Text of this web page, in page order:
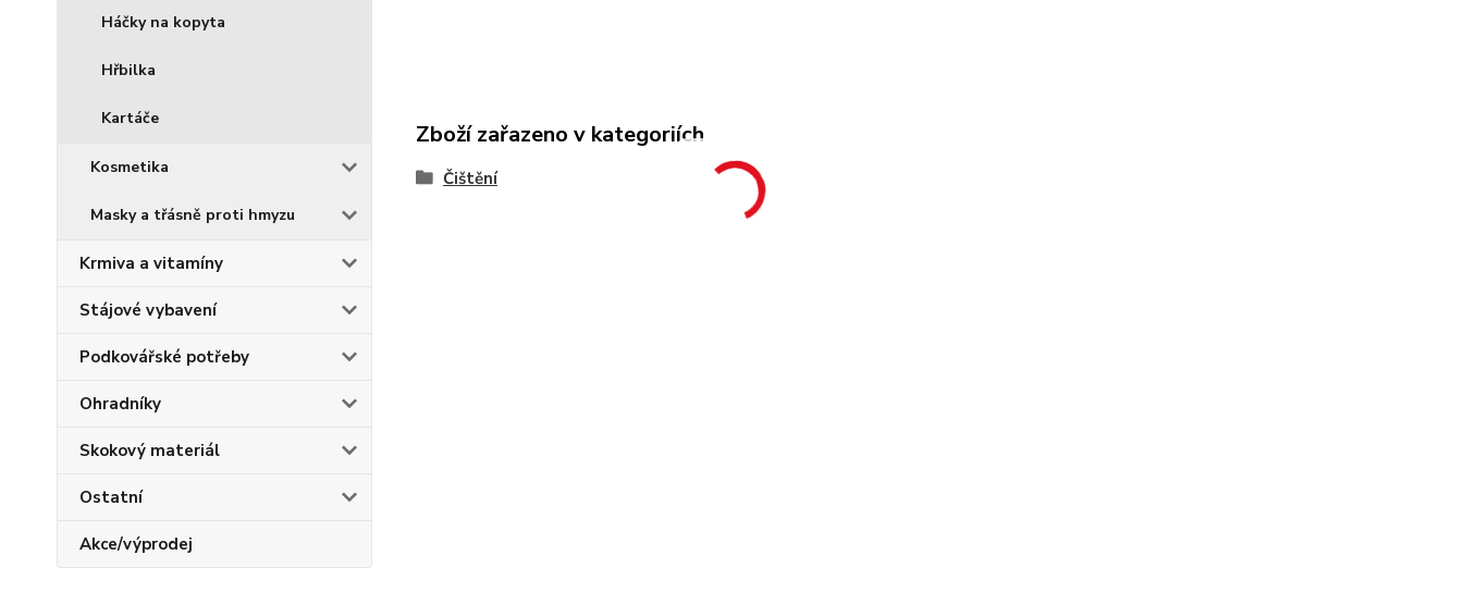
Háčky na kopyta
Hřbilka
Kartáče
Kosmetika
Masky a třásně proti hmyzu
Krmiva a vitamíny
Stájové vybavení
Podkovářské potřeby
Ohradníky
Skokový materiál
Ostatní
Akce/výprodej
Zboží zařazeno v kategoriích
Čištění